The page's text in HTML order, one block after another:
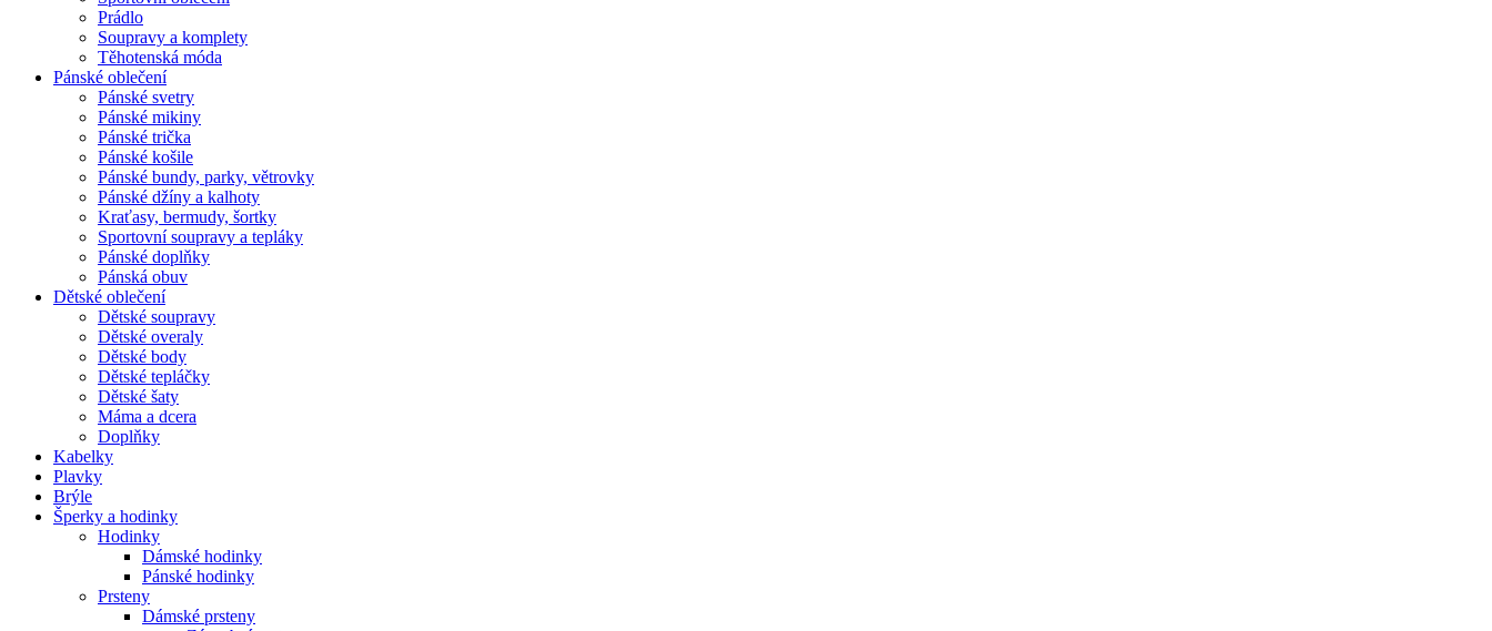
Prádlo
Soupravy a komplety
Těhotenská móda
Pánské oblečení
Pánské svetry
Pánské mikiny
Pánské trička
Pánské košile
Pánské bundy, parky, větrovky
Pánské džíny a kalhoty
Kraťasy, bermudy, šortky
Sportovní soupravy a tepláky
Pánské doplňky
Pánská obuv
Dětské oblečení
Dětské soupravy
Dětské overaly
Dětské body
Dětské tepláčky
Dětské šaty
Máma a dcera
Doplňky
Kabelky
Plavky
Brýle
Šperky a hodinky
Hodinky
Dámské hodinky
Pánské hodinky
Prsteny
Dámské prsteny